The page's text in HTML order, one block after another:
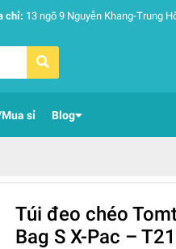
chỉ: 13 ngõ 9 Nguyễn Khang-Trung
sỉ Blog
Túi đeo chéo
Bag S X-Pac –